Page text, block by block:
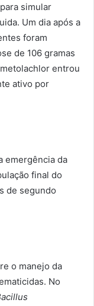
simular
Um dia após a
foram
de 106 gramas
entrou
ativo por
emergência da
final do
de segundo
o manejo da
No